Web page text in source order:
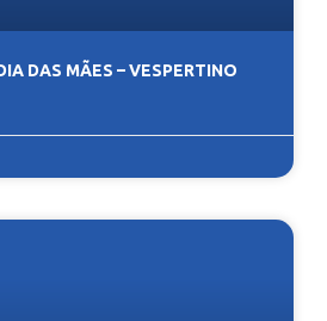
DAS MÃES – VESPERTINO